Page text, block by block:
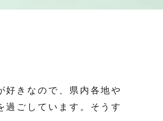
好きなので、県内各地や
過ごしています。そうす